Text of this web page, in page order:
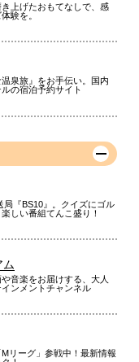
上げたおもてなしで、感
験を。
泉旅』をお手伝い。国内
の宿泊予約サイト
局『BS10』。クイズにゴル
しい番組てんこ盛り！
ム
音楽をお届けする、大人
ンメントチャンネル
リーグ」参戦中！最新情報